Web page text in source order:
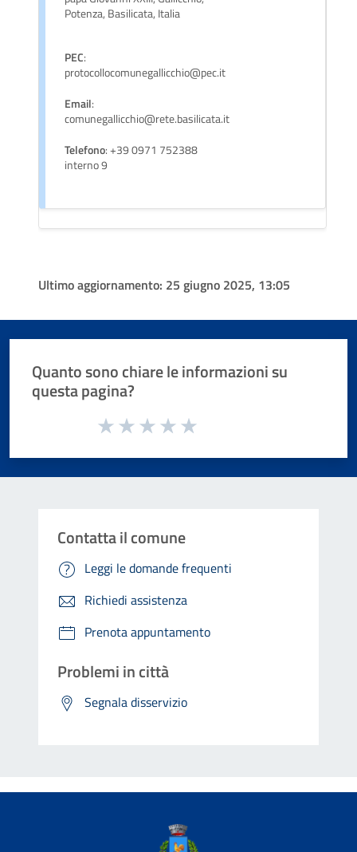
Potenza, Basilicata, Italia
PEC:
protocollocomunegallicchio@pec.it
Email:
comunegallicchio@rete.basilicata.it
Telefono: +39 0971 752388
interno 9
Ultimo aggiornamento: 25 giugno 2025, 13:05
Quanto sono chiare le informazioni su
questa pagina?
Valuta da 1 a 5 stelle la pagina
Contatta il comune
Leggi le domande frequenti
Richiedi assistenza
Prenota appuntamento
Problemi in città
Segnala disservizio